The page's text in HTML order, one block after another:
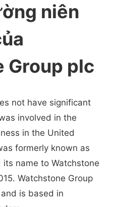
niên
Group plc
not have significant
involved in the
in the United
formerly known as
name to Watchstone
Watchstone Group
is based in